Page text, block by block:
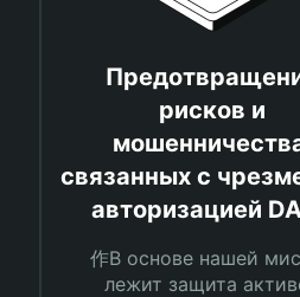
рисков и
связанных с
авторизацией
作В основе нашей
лежит защита